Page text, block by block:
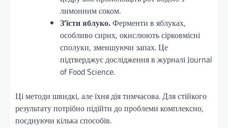
лимонним соком.
З’їсти яблуко.Ферменти в яблуках,
особливо сирих, окислюють сірковмісні
сполуки, зменшуючи запах. Це
підтверджує дослідження в журналі Journal
of Food Science.
Ці методи швидкі, але їхня дія тимчасова. Для стійкого
результату потрібно підійти до проблеми комплексно,
поєднуючи кілька способів.